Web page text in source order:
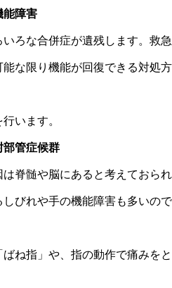
能障害
いろな合併症が遺残します。
な限り機能が回復できる対処方
います。
部管症候群
脊髄や脳にあると考えておら
びれや手の機能障害も多いの
ね指」や、指の動作で痛みを